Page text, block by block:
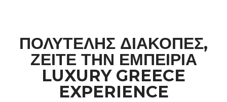
ΠΟΛΥΤΕΛΉΣ ΔΙΑΚΟΠΈΣ,
ΖΕΊΤΕ ΤΗΝ ΕΜΠΕΙΡΊΑ
LUXURY GREECE
EXPERIENCE